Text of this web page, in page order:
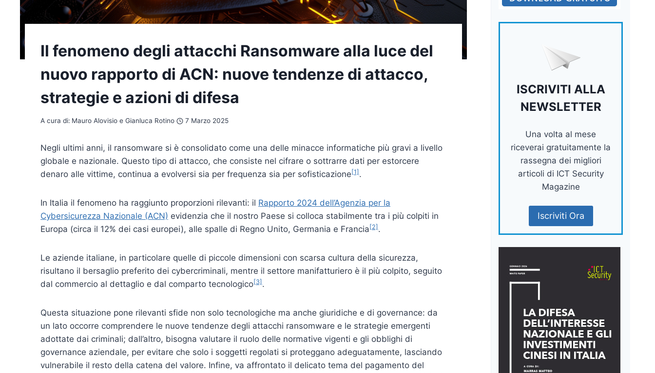
Il fenomeno degli attacchi Ransomware alla luce del
nuovo rapporto di ACN: nuove tendenze di attacco,
strategie e azioni di difesa
A cura di: Mauro Alovisio e Gianluca Rotino 7 Marzo 2025
Negli ultimi anni, il ransomware si è consolidato come una delle minacce informatiche più gravi a livello
globale e nazionale. Questo tipo di attacco, che consiste nel cifrare o sottrarre dati per estorcere
denaro alle vittime, continua a evolversi sia per frequenza sia per sofisticazione [1] .
In Italia il fenomeno ha raggiunto proporzioni rilevanti: il Rapporto 2024 dell’Agenzia per la
Cybersicurezza Nazionale (ACN) evidenzia che il nostro Paese si colloca stabilmente tra i più colpiti in
Europa (circa il 12% dei casi europei), alle spalle di Regno Unito, Germania e Francia [2] .
Le aziende italiane, in particolare quelle di piccole dimensioni con scarsa cultura della sicurezza,
risultano il bersaglio preferito dei cybercriminali, mentre il settore manifatturiero è il più colpito, seguito
dal commercio al dettaglio e dal comparto tecnologico[3] .
Questa situazione pone rilevanti sfide non solo tecnologiche ma anche giuridiche e di governance: da
un lato occorre comprendere le nuove tendenze degli attacchi ransomware e le strategie emergenti
adottate dai criminali; dall’altro, bisogna valutare il ruolo delle normative vigenti e gli obblighi di
governance aziendale, per evitare che solo i soggetti regolati si proteggano adeguatamente, lasciando
vulnerabile il resto della catena del valore. Infine, va affrontato il delicato tema del pagamento del
ISCRIVITI ALLA
NEWSLETTER
Una volta al mese
riceverai gratuitamente la
rassegna dei migliori
articoli di ICT Security
Magazine
Iscriviti Ora